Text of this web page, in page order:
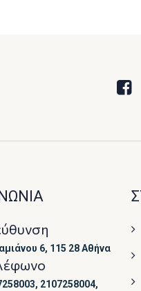
6, 115 28 Αθήνα
2107258004,